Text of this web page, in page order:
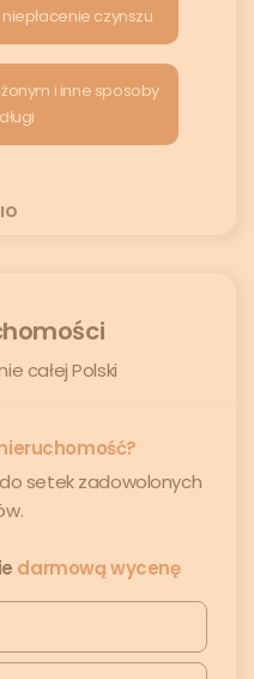
czynszu
i inne sposoby
całej Polski
setek zadowolonych
darmową wycenę